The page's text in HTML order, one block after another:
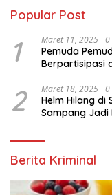
Popular Post
1 Maret 11, 2025 0
Pemuda
Berpartisipasi
Kegiatan
2 Maret 18, 2025 0
Helm Hilang di
Sampang Jadi
Berita Kriminal